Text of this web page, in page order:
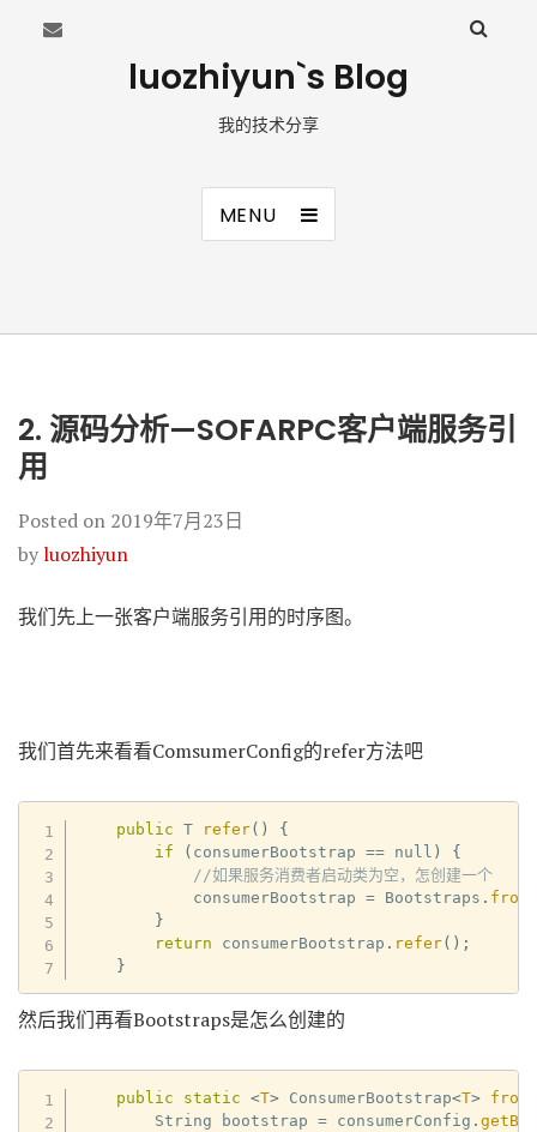
luozhiyun`s Blog
我的技术分享
MENU
2. 源码分析—SOFARPC客户端服务引
用
Posted on 2019年7月23日
byluozhiyun
我们先上一张客户端服务引用的时序图。
我们首先来看看ComsumerConfig的refer方法吧
public T refer( )
{
if
( consumerBootstrap == null )
{
//如果服务消费者启动类为空，怎创建一个
            consumerBootstrap
= Bootstraps . from
}
return consumerBootstrap . refer( ) ;
}
然后我们再看Bootstraps是怎么创建的
public static <T> ConsumerBootstrap<T> from
        String bootstrap
= consumerConfig .